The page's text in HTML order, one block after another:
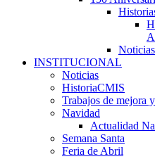
Noticias
INSTITUCIONAL
Noticias
HistoriaCMIS
Trabajos de mejora
Navidad
Actualidad
Semana Santa
Feria de Abril